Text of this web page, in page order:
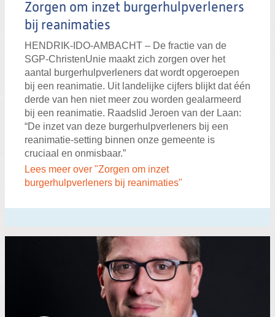
Zorgen om inzet burgerhulpverleners
bij reanimaties
HENDRIK-IDO-AMBACHT – De fractie van de
SGP-ChristenUnie maakt zich zorgen over het
aantal burgerhulpverleners dat wordt opgeroepen
bij een reanimatie. Uit landelijke cijfers blijkt dat één
derde van hen niet meer zou worden gealarmeerd
bij een reanimatie. Raadslid Jeroen van der Laan:
“De inzet van deze burgerhulpverleners bij een
reanimatie-setting binnen onze gemeente is
cruciaal en onmisbaar.”
Lees meer over "Zorgen om inzet
burgerhulpverleners bij reanimaties"